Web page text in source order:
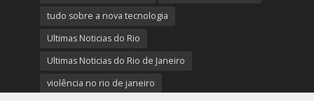
tudo sobre a nova tecnologia
Ultimas Noticias do Rio
Ultimas Noticias do Rio de Janeiro
violência no rio de janeiro